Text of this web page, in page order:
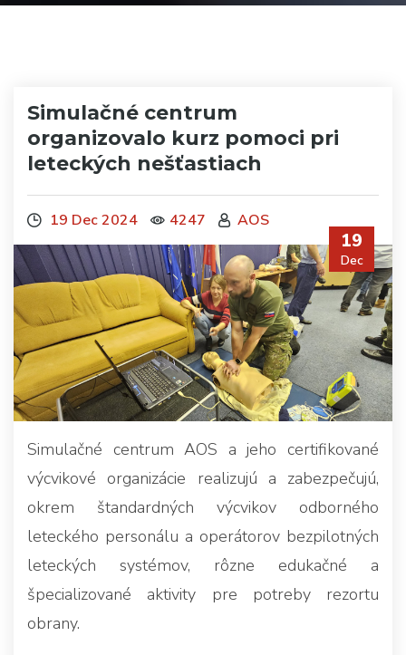
Simulačné centrum
organizovalo kurz pomoci pri
leteckých nešťastiach
19 Dec 2024 4247 AOS
19
Dec
Simulačné centrum AOS a jeho certifikované
výcvikové organizácie realizujú a zabezpečujú,
okrem štandardných výcvikov odborného
leteckého personálu a operátorov bezpilotných
leteckých systémov, rôzne edukačné a
špecializované aktivity pre potreby rezortu
obrany.